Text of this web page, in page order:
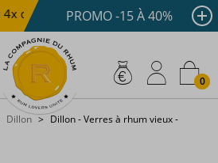
dès 100 € Livraison offerte
PROMO -15 À 40%
0
Dillon
Dillon - Verres à rhum vieux -